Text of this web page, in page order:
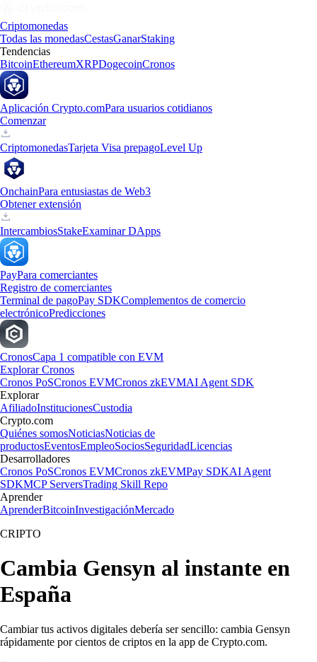
Criptomonedas
Todas las monedasCestasGanarStaking
Tendencias
BitcoinEthereumXRPDogecoinCronos
Aplicación Crypto.comPara usuarios cotidianos
Comenzar
CriptomonedasTarjeta Visa prepagoLevel Up
OnchainPara entusiastas de Web3
Obtener extensión
IntercambiosStakeExaminar DApps
PayPara comerciantes
Registro de comerciantes
Terminal de pagoPay SDKComplementos de comercio
electrónicoPredicciones
CronosCapa 1 compatible con EVM
Explorar Cronos
Cronos PoSCronos EVMCronos zkEVMAI Agent SDK
Explorar
AfiliadoInstitucionesCustodia
Crypto.com
Quiénes somosNoticiasNoticias de
productosEventosEmpleoSociosSeguridadLicencias
Desarrolladores
Cronos PoSCronos EVMCronos zkEVMPay SDKAI Agent
SDKMCP ServersTrading Skill Repo
Aprender
AprenderBitcoinInvestigaciónMercado
CRIPTO
Cambia Gensyn al instante en
España
Cambiar tus activos digitales debería ser sencillo: cambia Gensyn
rápidamente por cientos de criptos en la app de Crypto.com.